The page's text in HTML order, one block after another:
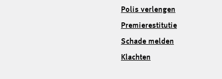
Polis verlengen
Premierestitutie
Schade melden
Klachten